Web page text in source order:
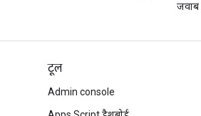
जवाब
टूल
Admin console